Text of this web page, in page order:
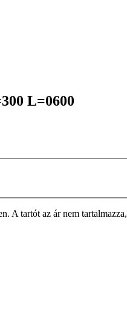
L=0600
tartót az ár nem